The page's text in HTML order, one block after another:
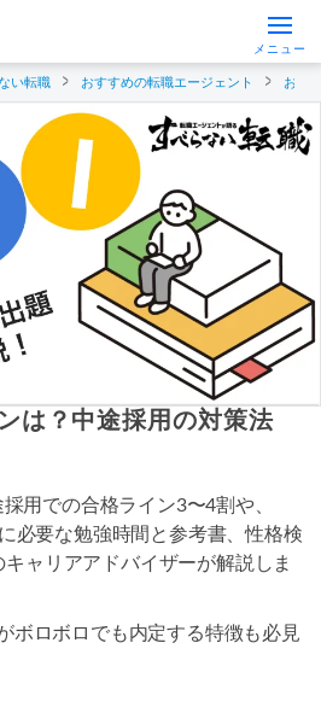
メニュー
い転職 おすすめの転職エージェント おす
は？中途採用の対策法
用での合格ライン3〜4割や、
必要な勉強時間と参考書、性格検
ャリアアドバイザーが解説しま
ボロボロでも内定する特徴も必見